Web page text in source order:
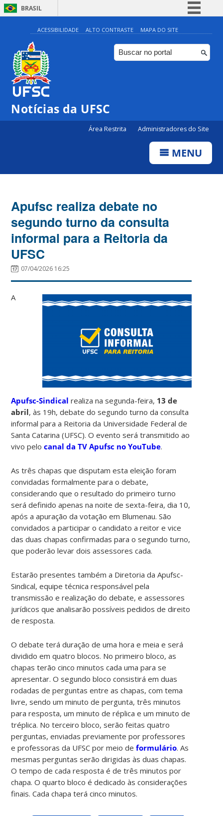
BRASIL
Simplifique!
Comunica BR
Participe
ACESSIBILIDADE ALTO CONTRASTE MAPA DO SITE
Notícias da UFSC
Área Restrita Administradores do Site
MENU
Apufsc realiza debate no
segundo turno da consulta
informal para a Reitoria da
UFSC
07/04/2026 16:25
A
Apufsc-Sindical realiza na segunda-feira, 13 de
abril, às 19h, debate do segundo turno da consulta
informal para a Reitoria da Universidade Federal de
Santa Catarina (UFSC). O evento será transmitido ao
vivo pelocanal da TV Apufsc no YouTube.
As três chapas que disputam esta eleição foram
convidadas formalmente para o debate,
considerando que o resultado do primeiro turno
será definido apenas na noite de sexta-feira, dia 10,
após a apuração da votação em Blumenau. São
convidados a participar o candidato a reitor e vice
das duas chapas confirmadas para o segundo turno,
que poderão levar dois assessores cada.
Estarão presentes também a Diretoria da Apufsc-
Sindical, equipe técnica responsável pela
transmissão e realização do debate, e assessores
jurídicos que analisarão possíveis pedidos de direito
de resposta.
O debate terá duração de uma hora e meia e será
dividido em quatro blocos. No primeiro bloco, as
chapas terão cinco minutos cada uma para se
apresentar. O segundo bloco consistirá em duas
rodadas de perguntas entre as chapas, com tema
livre, sendo um minuto de pergunta, três minutos
para resposta, um minuto de réplica e um minuto de
tréplica. No terceiro bloco, serão feitas quatro
perguntas, enviadas previamente por professores
e professoras da UFSC por meio deformulário. As
mesmas perguntas serão dirigidas às duas chapas.
O tempo de cada resposta é de três minutos por
chapa. O quarto bloco é dedicado às considerações
finais. Cada chapa terá cinco minutos.